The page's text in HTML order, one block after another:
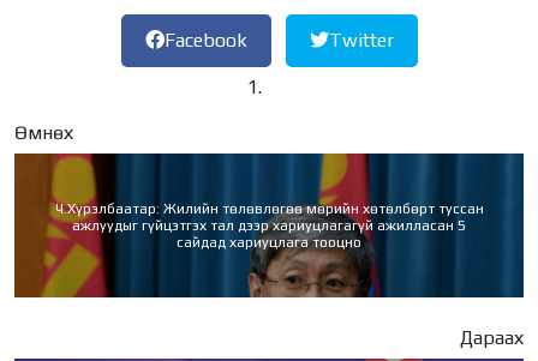
Facebook Twitter
Өмнөх
Ч.Хүрэлбаатар: Жилийн төлөвлөгөө мөрийн хөтөлбөрт туссан
ажлуудыг гүйцэтгэх тал дээр хариуцлагагүй ажилласан 5
сайдад хариуцлага тооцно
Дараах